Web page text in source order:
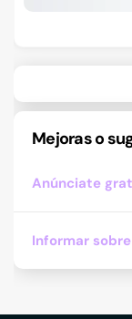
Mejoras o
Anúnciate
Informar